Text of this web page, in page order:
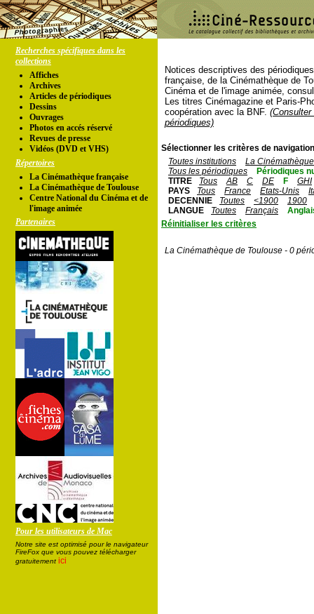
Recherches spécifiques dans les
collections
Affiches
Archives
Articles de périodiques
Dessins
Ouvrages
Photos en accés réservé
Revues de presse
Vidéos (DVD et VHS)
Répertoires
La Cinémathèque française
La Cinémathèque de Toulouse
Centre National du Cinéma et de
l'image animée
Partenaires
Pour les utilisateurs de Mac
Notre site est optimisé pour le navigateur
FireFox que vous pouvez télécharger
gratuitement ici
Notices descriptives des
française, de la Cinémathèque de
Cinéma et de l'image animée,
Les titres Cinémagazine et Paris-
coopération avec la BNF.
périodiques)
Sélectionner les critères de
Toutes institutions
La
Tous les périodiques
Périodiques
TITRE
Tous AB C DE F
GHI
PAYS
Tous France Etats-Unis
DECENNIE
Toutes <1900
1900
LANGUE
Toutes Français
Réinitialiser les critères
La Cinémathèque de Toulouse - 0